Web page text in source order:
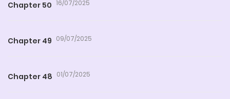
Chapter 50 16/07/2025
Chapter 49 09/07/2025
Chapter 48 01/07/2025